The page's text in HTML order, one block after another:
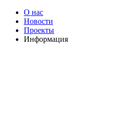
О нас
Новости
Проекты
Информация